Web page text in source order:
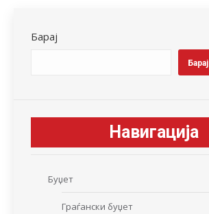
Барај
Барај
Навигација
Буџет
Граѓански буџет